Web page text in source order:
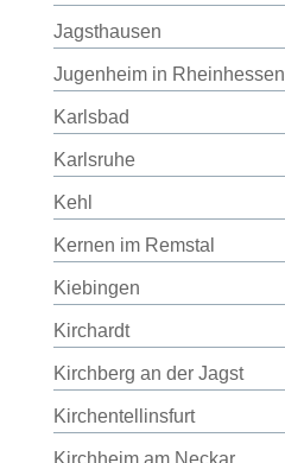
Jagsthausen
Jugenheim in Rheinhessen
Karlsbad
Karlsruhe
Kehl
Kernen im Remstal
Kiebingen
Kirchardt
Kirchberg an der Jagst
Kirchentellinsfurt
Kirchheim am Neckar